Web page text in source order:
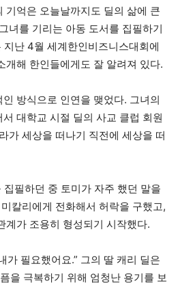
기억은 오늘날까지도 딜의 삶에 큰
녀를 기리는 아동 도서를 집필하기
난 4월 세계한인비즈니스대회에
개해 한인들에게도 잘 알려져 있다.
방식으로 인연을 맺었다. 그녀의
대학교 시절 딜의 사교 클럽 회원
가 세상을 떠나기 직전에 세상을 떠
필하던 중 토미가 자주 했던 말을
칼리에게 전화해서 허락을 구했고,
계가 조용히 형성되기 시작했다.
가 필요했어요.” 그의 딸 캐리 딜은
을 극복하기 위해 엄청난 용기를 보